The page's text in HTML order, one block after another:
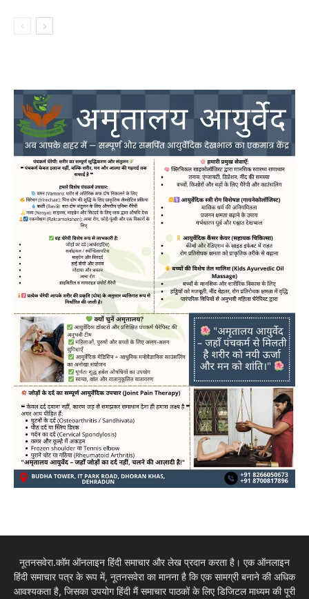
नूतनसवेरा.कॉम ऑनलाइन हिंदी समाचार और लेख प्रदान करता है। एक ऑनलाइन
हिंदी समाचार पत्र के रूप में, नूतनसवेरा का मानना है कि एक सामग्री बनाने की अधिक
आवश्यकता है, जिसका उपयोग हिंदी मैं समाचार पाठकों के लिए डिजिटल माध्यम की पूरी